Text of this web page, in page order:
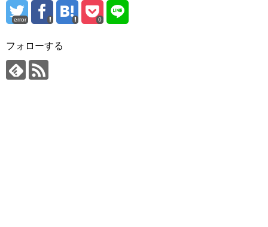
error 0
フォローする